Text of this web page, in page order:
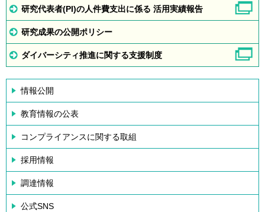
研究代表者(PI)の人件費支出に係る 活用実績報告
研究成果の公開ポリシー
ダイバーシティ推進に関する支援制度
情報公開
教育情報の公表
コンプライアンスに関する取組
採用情報
調達情報
公式SNS